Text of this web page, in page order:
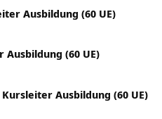
Ausbildung (60 UE)
(60 UE)
Ausbildung (60 UE)